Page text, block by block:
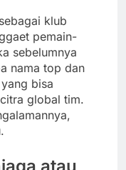
klub
pemain-
sebelumnya
nama top dan
bisa
global tim.